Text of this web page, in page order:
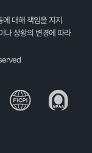
대해 책임을 지지
나 상황의 변경에 따라